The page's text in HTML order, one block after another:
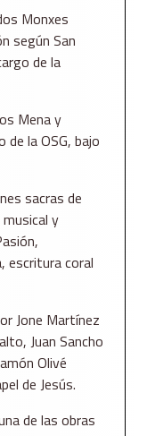
Monxes
según San
de la
Mena y
de la OSG, bajo
sacras de
y
escritura coral
Jone Martínez
Juan Sancho
Olivé
de Jesús.
de las obras